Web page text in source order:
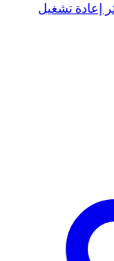
إعادة تشغيل